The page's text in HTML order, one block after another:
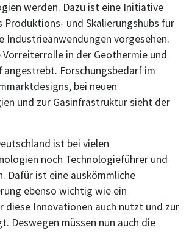
werden. Dazu ist eine Initiative
Produktions- und Skalierungshubs für
Industrieanwendungen vorgesehen.
Vorreiterrolle in der Geothermie und
angestrebt. Forschungsbedarf im
bei neuen
und zur Gasinfrastruktur sieht der
ist bei vielen
noch Technologieführer und
Dafür ist eine auskömmliche
ebenso wichtig wie ein
diese Innovationen auch nutzt und zur
Deswegen müssen nun auch die